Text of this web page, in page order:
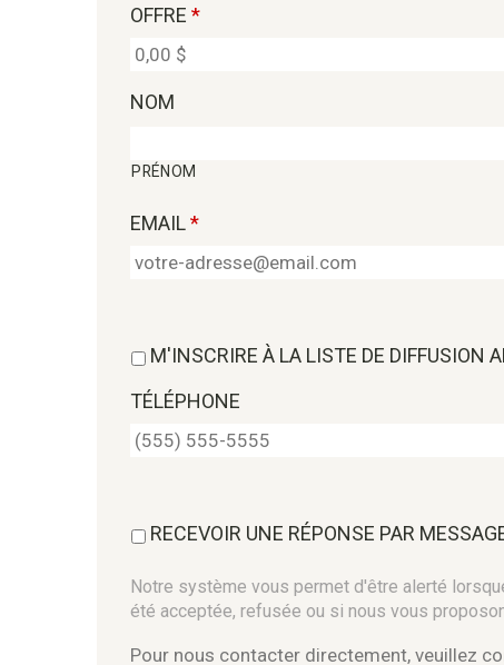
OFFRE *
NOM
PRÉNOM
EMAIL*
M'INSCRIRE À LA LISTE DE DIFFUSION
TÉLÉPHONE
RECEVOIR UNE RÉPONSE PAR
Notre système vous permet d'être alerté
été acceptée, refusée ou si nous vous
Pour nous contacter directement, veuillez